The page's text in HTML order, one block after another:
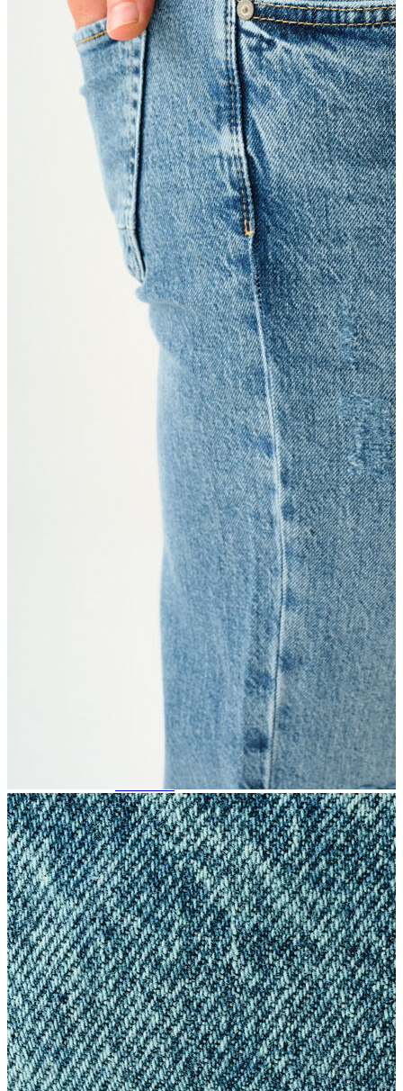
Atlet
Elbise
Eşofman Altı
Mont
Kazak
Yelek
Yağmurluk
Trenchcoat
Kaban
ERKEK
ERKEK
Jean Pantolon
Pantolon
Sweatshirt
Gömlek
Ceket
Eşofman Altı
Polo K.Kol
Trenchcoat
Öne Çıkanlar
Öne Çıkanlar
Yaz Ürünleri
İndirimdekiler
Jean Pantolon
Polo T-shirt
Sweatshirt
Kazak
Yelek
Eşofman Altı
Bikini/Mayo
Tulum
Dış Giyim
Dış Giyim
Yağmurluk
Trenchcoat
Mont
Ceket
Erkek
Erkek
Öne Çıkanlar
Öne Çıkanlar
Yaz Ürünleri
İndirimdekiler
Online Özel Koleksiyon